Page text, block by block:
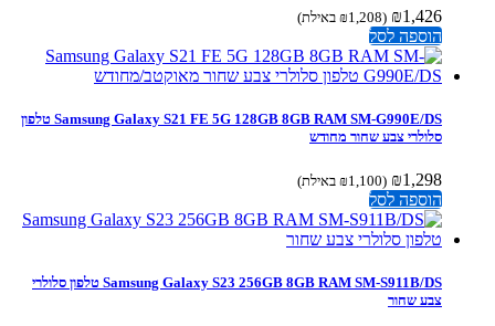
₪1,426
(
₪1,208 באילת)
הוספה לסל
Samsung Galaxy S21 FE 5G 128GB 8GB RAM SM-G990E/DS טלפון
סלולרי צבע שחור מחודש
₪1,298
(
₪1,100 באילת)
הוספה לסל
Samsung Galaxy S23 256GB 8GB RAM SM-S911B/DS טלפון סלולרי
צבע שחור